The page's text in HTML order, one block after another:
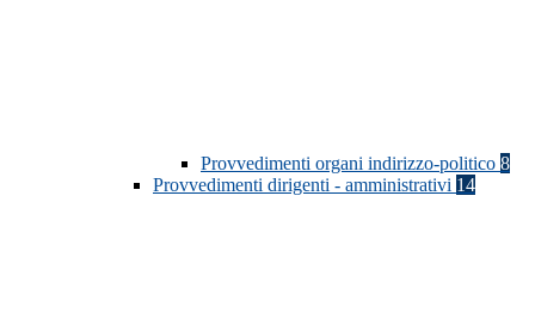
Provvedimenti organi indirizzo-politico 8
Provvedimenti dirigenti - amministrativi 14